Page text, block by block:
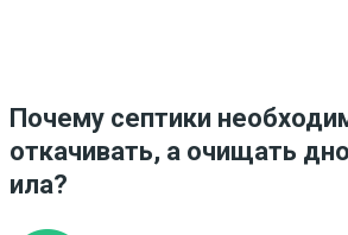
Почему септики
откачивать, а очищать
ила?